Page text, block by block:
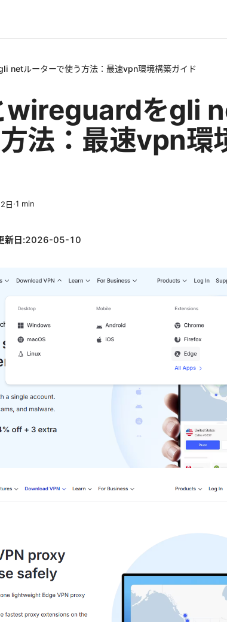
netルーターで使う方法：最速vpn環境構築ガイド
をgli
法：最速vpn環
日·1 min
新日:2026-05-10